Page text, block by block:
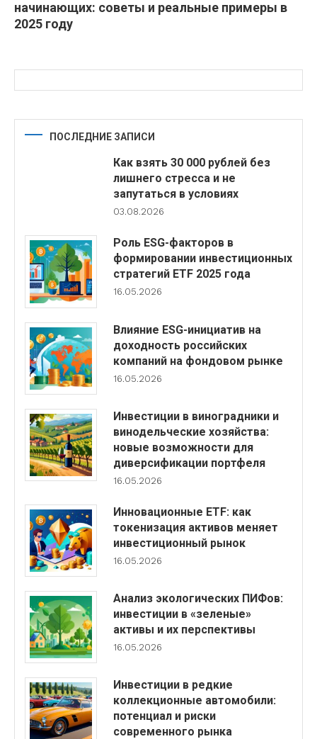
начинающих: советы и реальные примеры в
2025 году
ПОСЛЕДНИЕ ЗАПИСИ
Как взять 30 000 рублей без
лишнего стресса и не
запутаться в условиях
03.08.2026
Роль ESG-факторов в
формировании инвестиционных
стратегий ETF 2025 года
16.05.2026
Влияние ESG-инициатив на
доходность российских
компаний на фондовом рынке
16.05.2026
Инвестиции в виноградники и
винодельческие хозяйства:
новые возможности для
диверсификации портфеля
16.05.2026
Инновационные ETF: как
токенизация активов меняет
инвестиционный рынок
16.05.2026
Анализ экологических ПИФов:
инвестиции в «зеленые»
активы и их перспективы
16.05.2026
Инвестиции в редкие
коллекционные автомобили:
потенциал и риски
современного рынка